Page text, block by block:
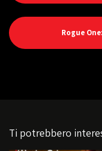
Rogue
Ti potrebbero